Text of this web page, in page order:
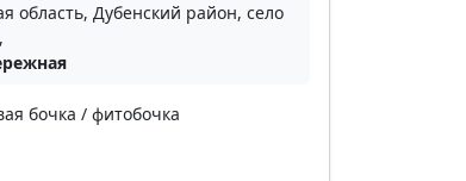
область, Дубенский район, село
бочка / фитобочка